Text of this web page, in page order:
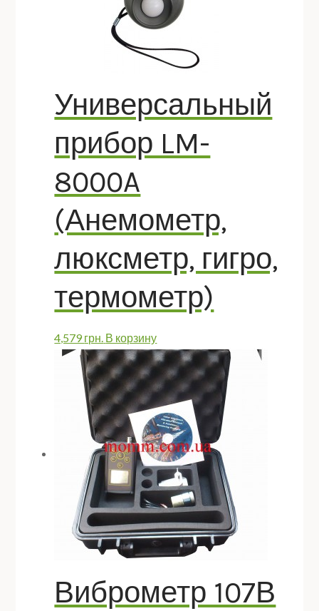
Универсальный
прибор LM-
8000A
(Анемометр,
люксметр, гигро,
термометр)
4,579грн. В корзину
Виброметр 107В